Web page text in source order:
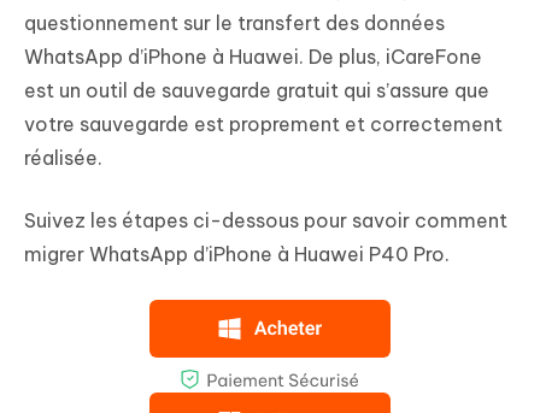
questionnement sur le transfert des données
WhatsApp d’iPhone à Huawei. De plus, iCareFone
est un outil de sauvegarde gratuit qui s’assure que
votre sauvegarde est proprement et correctement
réalisée.
Suivez les étapes ci-dessous pour savoir comment
migrer WhatsApp d’iPhone à Huawei P40 Pro.